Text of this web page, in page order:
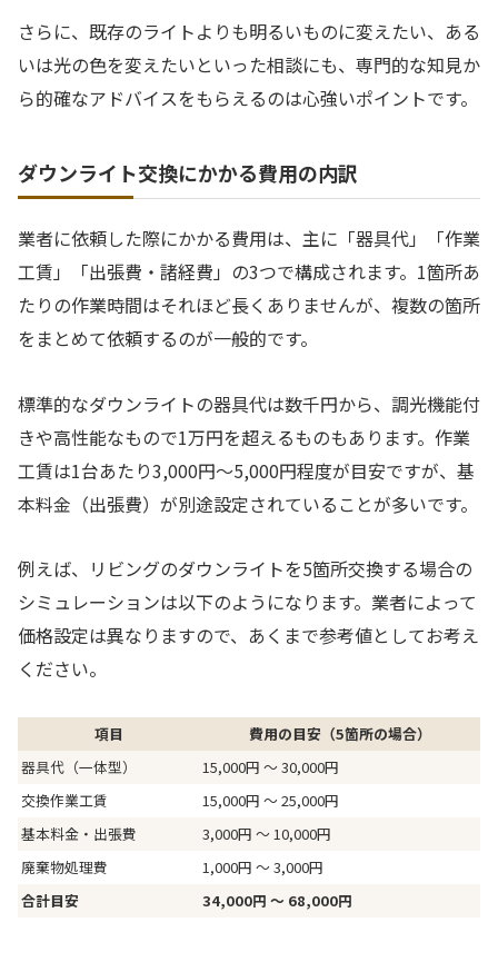
さらに、既存のライトよりも明るいものに変えたい、ある
いは光の色を変えたいといった相談にも、専門的な知見か
ら的確なアドバイスをもらえるのは心強いポイントです。
ダウンライト交換にかかる費用の内訳
業者に依頼した際にかかる費用は、主に「器具代」「作業
工賃」「出張費・諸経費」の3つで構成されます。1箇所あ
たりの作業時間はそれほど長くありませんが、複数の箇所
をまとめて依頼するのが一般的です。
標準的なダウンライトの器具代は数千円から、調光機能付
きや高性能なもので1万円を超えるものもあります。作業
工賃は1台あたり3,000円〜5,000円程度が目安ですが、基
本料金（出張費）が別途設定されていることが多いです。
例えば、リビングのダウンライトを5箇所交換する場合の
シミュレーションは以下のようになります。業者によって
価格設定は異なりますので、あくまで参考値としてお考え
ください。
項目
費用の目安（5箇所の場合）
器具代（一体型）
15,000円 〜 30,000円
交換作業工賃
15,000円 〜 25,000円
基本料金・出張費
3,000円 〜 10,000円
廃棄物処理費
1,000円 〜 3,000円
合計目安
34,000円 〜 68,000円